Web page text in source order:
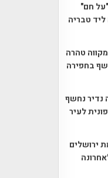
חם"
טבריה
טהרה
בחפירה
נדיר נחשף
לעיר
ירושלים